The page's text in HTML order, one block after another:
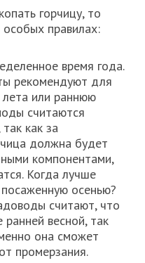
горчицу, то
правилах:
время года.
рекомендуют для
или раннюю
считаются
как за
должна будет
компонентами,
Когда лучше
осенью?
считают, что
весной, так
она сможет
промерзания.